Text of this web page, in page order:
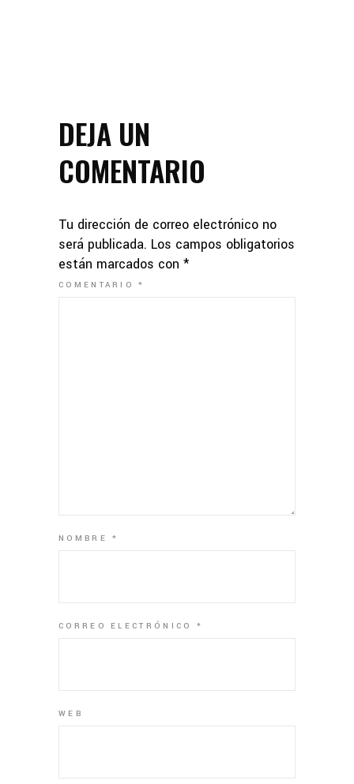
DEJA UN
COMENTARIO
Tu dirección de correo electrónico no
será publicada. Los campos obligatorios
están marcados con *
COMENTARIO*
NOMBRE*
CORREO ELECTRÓNICO *
WEB